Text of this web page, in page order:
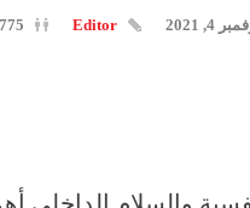
4, 2021
Editor